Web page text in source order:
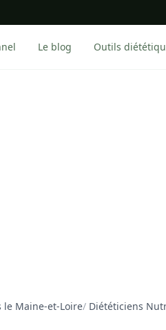
Le blog Outils
le Maine-et-Loire/ Diététiciens